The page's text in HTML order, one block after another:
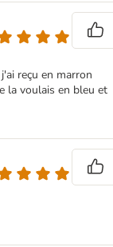
reçu en marron
la voulais en bleu et